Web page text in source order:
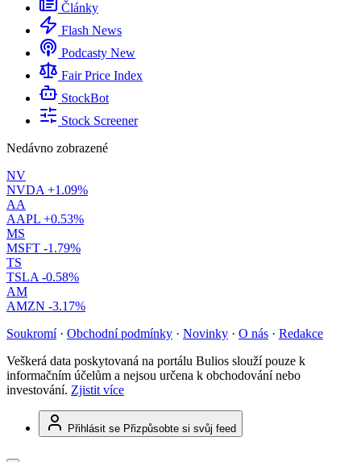
Články
Flash News
Podcasty New
Fair Price Index
StockBot
Stock Screener
Nedávno zobrazené
NV
NVDA +1.09%
AA
AAPL +0.53%
MS
MSFT -1.79%
TS
TSLA -0.58%
AM
AMZN -3.17%
Soukromí · Obchodní podmínky · Novinky · O nás · Redakce
Veškerá data poskytovaná na portálu Bulios slouží pouze k
informačním účelům a nejsou určena k obchodování nebo
investování. Zjistit více
Přihlásit se Přizpůsobte si svůj feed